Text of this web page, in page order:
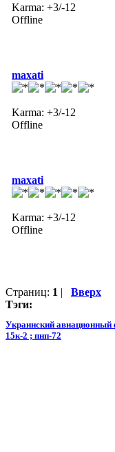
Karma: +3/-12
Offline
maxati
Karma: +3/-12
Offline
maxati
Karma: +3/-12
Offline
Страниц: 1 | Вверх
Тэги:
Украинский
15к-2 ; пнп-72